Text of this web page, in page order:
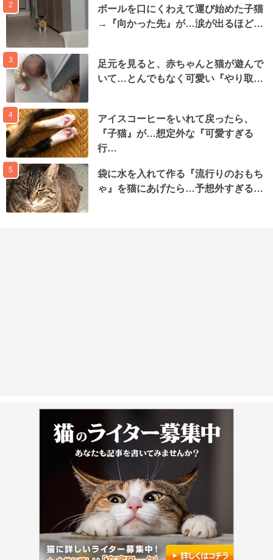
2
ボールを口にくわえて運び始めた子猫
→『向かった先』が…涙が出るほど…
3
足元を見ると、赤ちゃんと猫が遊んで
いて…とんでもなく可愛い『やり取…
4
アイスコーヒーをいれて戻ったら、
『子猫』が…想定外な『可愛すぎる
行…
5
袋に水を入れて作る『流行りのおもち
ゃ』を猫にあげたら…予想外すぎる…